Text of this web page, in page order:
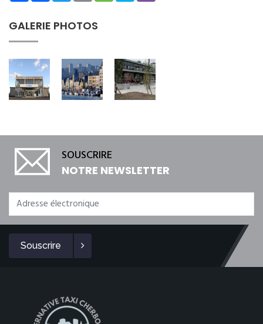
GALERIE PHOTOS
SOUSCRIRE
NOTRE NEWSLETTER
Souscrire